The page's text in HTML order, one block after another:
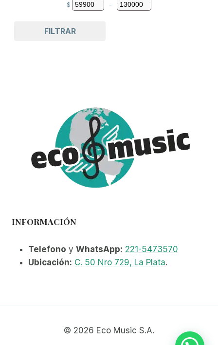
$
Minimum Price
-
Maximum Price
FILTRAR
INFORMACIÓN
Telefono y WhatsApp: 221-5473570
Ubicación: C. 50 Nro 729, La Plata.
© 2026 Eco Music S.A.